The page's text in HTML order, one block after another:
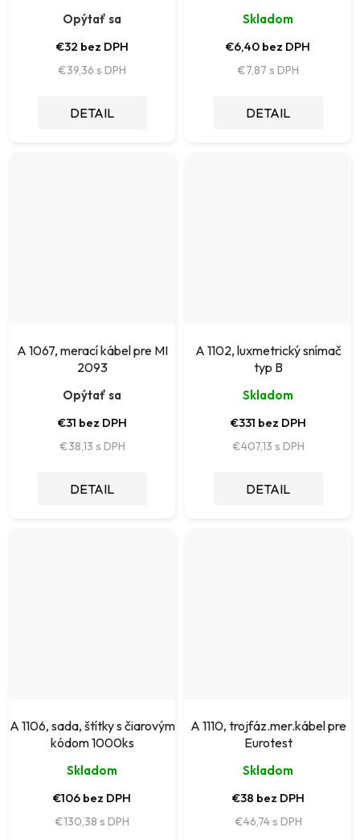
Opýtať sa
€32 bez DPH
€39,36
DETAIL
Skladom
€6,40 bez DPH
€7,87
DETAIL
A 1067, merací kábel pre MI
2093
Opýtať sa
€31 bez DPH
€38,13
DETAIL
A 1102, luxmetrický snímač
typ B
Skladom
€331 bez DPH
€407,13
DETAIL
A 1106, sada, štítky s čiarovým
kódom 1000ks
Skladom
€106 bez DPH
€130,38
A 1110, trojfáz.mer.kábel pre
Eurotest
Skladom
€38 bez DPH
€46,74